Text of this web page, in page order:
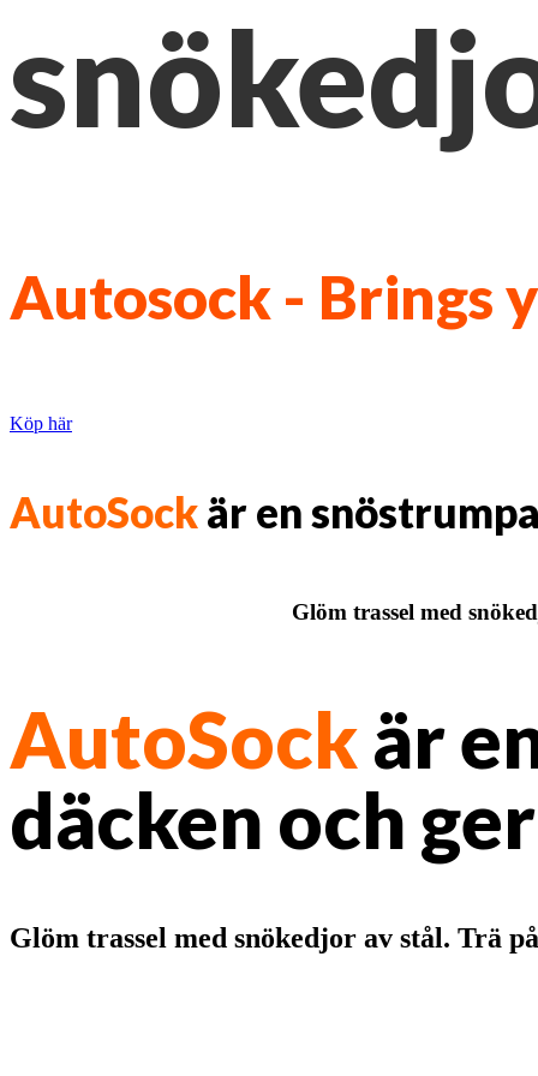
Autosock - Brings
Köp här
AutoSockär en
Glöm trassel med
AutoSockär
däcken och
Glöm trassel med snökedjor av stål. Trä